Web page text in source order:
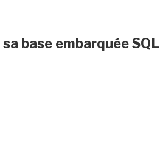
base embarquée SQL